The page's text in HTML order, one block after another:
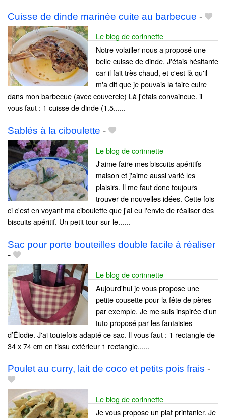
Cuisse de dinde marinée cuite au barbecue -
Le blog de corinnette
Notre volailler nous a proposé une
belle cuisse de dinde. J'étais hésitante
car il fait très chaud, et c'est là qu'il
m'a dit que je pouvais la faire cuire
dans mon barbecue (avec couvercle) Là j'étais convaincue. il
vous faut : 1 cuisse de dinde (1.5......
Sablés à la ciboulette -
Le blog de corinnette
J'aime faire mes biscuits apéritifs
maison et j'aime aussi varié les
plaisirs. Il me faut donc toujours
trouver de nouvelles idées. Cette fois
ci c'est en voyant ma ciboulette que j'ai eu l'envie de réaliser des
biscuits apéritif. Un petit tour sur le......
Sac pour porte bouteilles double facile à réaliser
-
Le blog de corinnette
Aujourd'hui je vous propose une
petite cousette pour la fête de pères
par exemple. Je me suis inspirée d'un
tuto proposé par les fantaisies
d’Élodie. J'ai toutefois adapté ce sac. Il vous faut : 1 rectangle de
34 x 74 cm en tissu extérieur 1 rectangle......
Poulet au curry, lait de coco et petits pois frais -
Le blog de corinnette
Je vous propose un plat printanier. Je